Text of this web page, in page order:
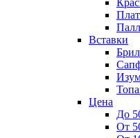
Вставки
Цена
До
От